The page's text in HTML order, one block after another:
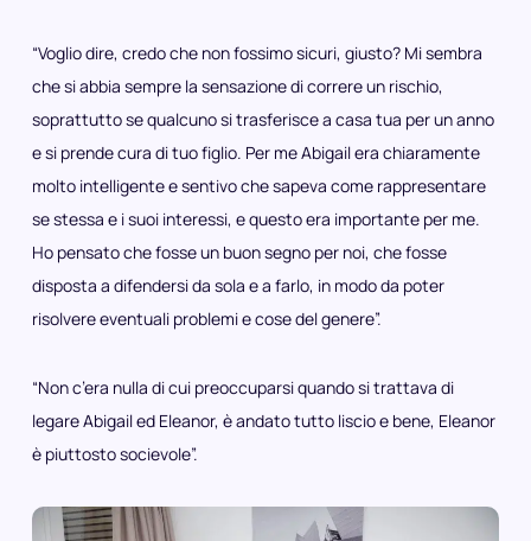
“Voglio dire, credo che non fossimo sicuri, giusto? Mi sembra
che si abbia sempre la sensazione di correre un rischio,
soprattutto se qualcuno si trasferisce a casa tua per un anno
e si prende cura di tuo figlio. Per me Abigail era chiaramente
molto intelligente e sentivo che sapeva come rappresentare
se stessa e i suoi interessi, e questo era importante per me.
Ho pensato che fosse un buon segno per noi, che fosse
disposta a difendersi da sola e a farlo, in modo da poter
risolvere eventuali problemi e cose del genere”.
“Non c’era nulla di cui preoccuparsi quando si trattava di
legare Abigail ed Eleanor, è andato tutto liscio e bene, Eleanor
è piuttosto socievole”.